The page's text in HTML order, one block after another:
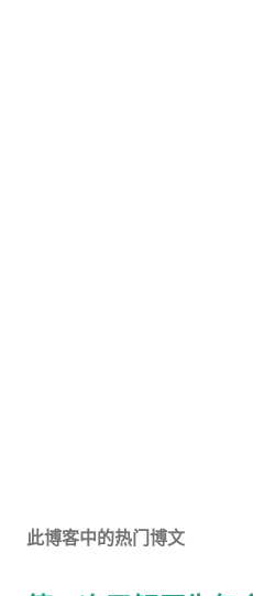
此博客中的热门博文